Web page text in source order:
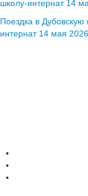
Поездка в Дубовскую
интернат 14 мая 2026